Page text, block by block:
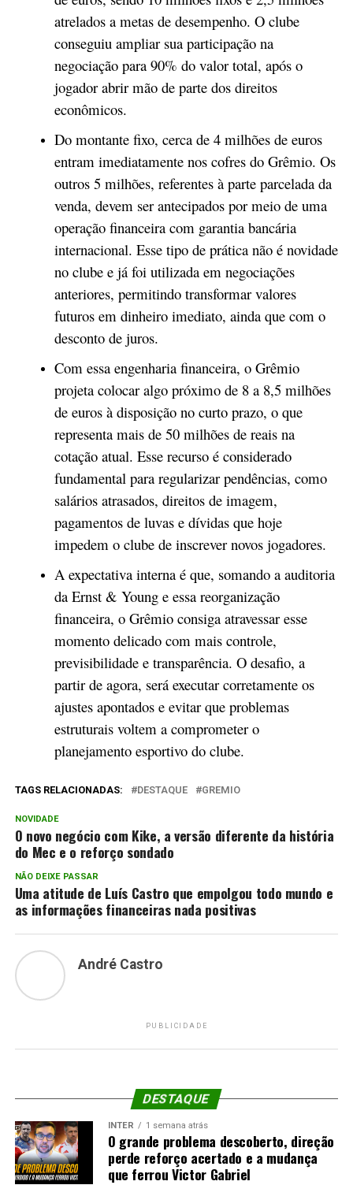
atrelados a metas de desempenho. O clube
conseguiu ampliar sua participação na
negociação para 90% do valor total, após o
jogador abrir mão de parte dos direitos
econômicos.
Do montante fixo, cerca de 4 milhões de euros
entram imediatamente nos cofres do Grêmio. Os
outros 5 milhões, referentes à parte parcelada da
venda, devem ser antecipados por meio de uma
operação financeira com garantia bancária
internacional. Esse tipo de prática não é novidade
no clube e já foi utilizada em negociações
anteriores, permitindo transformar valores
futuros em dinheiro imediato, ainda que com o
desconto de juros.
Com essa engenharia financeira, o Grêmio
projeta colocar algo próximo de 8 a 8,5 milhões
de euros à disposição no curto prazo, o que
representa mais de 50 milhões de reais na
cotação atual. Esse recurso é considerado
fundamental para regularizar pendências, como
salários atrasados, direitos de imagem,
pagamentos de luvas e dívidas que hoje
impedem o clube de inscrever novos jogadores.
A expectativa interna é que, somando a auditoria
da Ernst & Young e essa reorganização
financeira, o Grêmio consiga atravessar esse
momento delicado com mais controle,
previsibilidade e transparência. O desafio, a
partir de agora, será executar corretamente os
ajustes apontados e evitar que problemas
estruturais voltem a comprometer o
planejamento esportivo do clube.
TAGS RELACIONADAS: DESTAQUE GREMIO
NOVIDADE
O novo negócio com Kike, a versão diferente da história
do Mec e o reforço sondado
NÃO DEIXE PASSAR
Uma atitude de Luís Castro que empolgou todo mundo e
as informações financeiras nada positivas
André Castro
PUBLICIDADE
DESTAQUE
INTER 1 semana atrás
O grande problema descoberto, direção
perde reforço acertado e a mudança
que ferrou Victor Gabriel